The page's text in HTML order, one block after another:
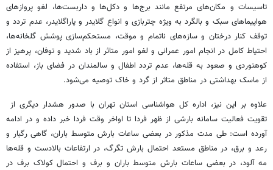
تاسیسات و مکان‌های مرتفع مانند برج‌ها و دکل‌ها و داربست‌ها، لغو پروازهای
هواپیماهای سبک و بالگرد به ویژه چتربازی و انواع گلایدر و پاراگلایدر، عدم تردد و
توقف کنار درختان و سازه‌های ناتمام و موقت، مستحکم‌سازی پوشش گلخانه‌ها،
احتیاط کامل در انجام امور عمرانی و لغو امور متاثر از باد شدید و توفان، پرهیز از
کوهنوردی و صعود به قله‌ها، عدم تردد اطفال و سالمندان در فضای باز، استفاده
از ماسک بهداشتی در مناطق متاثر از گرد و خاک توصیه می‌شود.
علاوه بر این نیز، اداره کل هواشناسی استان تهران با صدور هشدار دیگری از
تقویت فعالیت سامانه بارشی از ظهر فردا تا اواخر وقت فردا خبر داده و در ادامه
آورده است: طی مدت مذکور در بعضی ساعات بارش متوسط باران، گاهی رگبار و
رعد و برق، در مناطق مستعد احتمال بارش تگرگ، در ارتفاعات بالادست و قله‌ها
مه آلود، در بعضی ساعات بارش متوسط باران و برف و احتمال کولاک برف در